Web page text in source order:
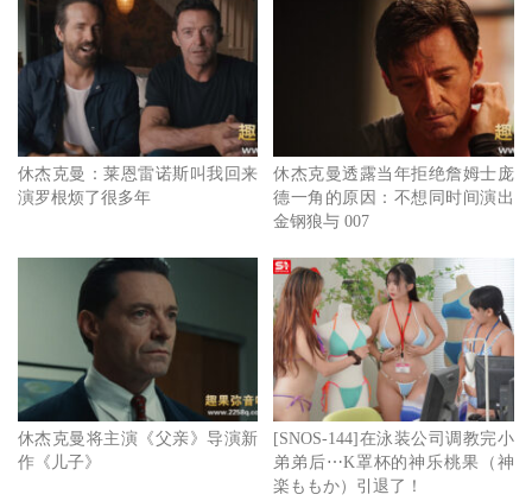
休杰克曼：莱恩雷诺斯叫我回来
演罗根烦了很多年
休杰克曼透露当年拒绝詹姆士庞
德一角的原因：不想同时间演出
金钢狼与 007
休杰克曼将主演《父亲》导演新
作《儿子》
[SNOS-144]在泳装公司调教完小
弟弟后⋯K罩杯的神乐桃果（神
楽ももか）引退了！